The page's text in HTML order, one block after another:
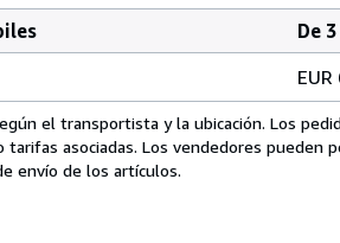
De
EUR
el transportista y la ubicación. Los
asociadas. Los vendedores pueden
envío de los artículos.